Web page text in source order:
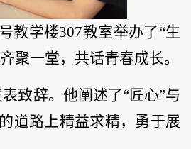
教学楼307教室举办了“生
聚一堂，共话青春成长。
致辞。他阐述了“匠心”与
道路上精益求精，勇于展